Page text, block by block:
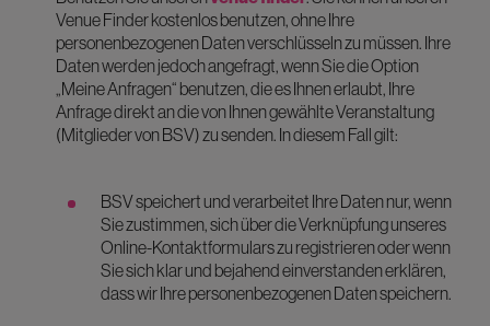
Venue Finder kostenlos benutzen, ohne Ihre
personenbezogenen Daten verschlüsseln zu müssen. Ihre
Daten werden jedoch angefragt, wenn Sie die Option
„Meine Anfragen“ benutzen, die es Ihnen erlaubt, Ihre
Anfrage direkt an die von Ihnen gewählte Veranstaltung
(Mitglieder von BSV) zu senden. In diesem Fall gilt:
BSV speichert und verarbeitet Ihre Daten nur, wenn
Sie zustimmen, sich über die Verknüpfung unseres
Online-Kontaktformulars zu registrieren oder wenn
Sie sich klar und bejahend einverstanden erklären,
dass wir Ihre personenbezogenen Daten speichern.